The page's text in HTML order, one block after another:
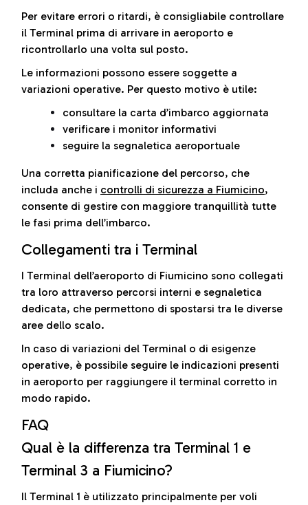
Per evitare errori o ritardi, è consigliabile controllare
il Terminal prima di arrivare in aeroporto e
ricontrollarlo una volta sul posto.
Le informazioni possono essere soggette a
variazioni operative. Per questo motivo è utile:
consultare la carta d’imbarco aggiornata
verificare i monitor informativi
seguire la segnaletica aeroportuale
Una corretta pianificazione del percorso, che
includa anche i controlli di sicurezza a Fiumicino,
consente di gestire con maggiore tranquillità tutte
le fasi prima dell’imbarco.
Collegamenti tra i Terminal
I Terminal dell’aeroporto di Fiumicino sono collegati
tra loro attraverso percorsi interni e segnaletica
dedicata, che permettono di spostarsi tra le diverse
aree dello scalo.
In caso di variazioni del Terminal o di esigenze
operative, è possibile seguire le indicazioni presenti
in aeroporto per raggiungere il terminal corretto in
modo rapido.
FAQ
Qual è la differenza tra Terminal 1 e
Terminal 3 a Fiumicino?
Il Terminal 1 è utilizzato principalmente per voli